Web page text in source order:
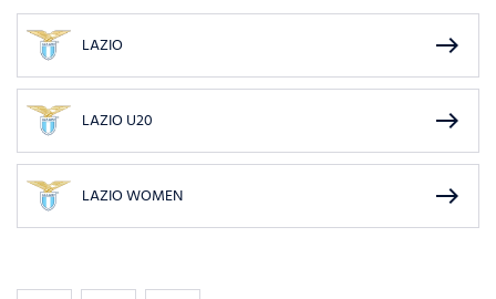
LAZIO east
LAZIO U20 east
LAZIO WOMEN east